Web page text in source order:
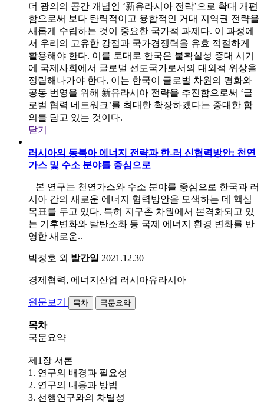
더 광의의 공간 개념인 ‘新유라시아 전략’으로 확대 개편
함으로써 보다 탄력적이고 융합적인 거대 지역권 전략을
새롭게 수립하는 것이 중요한 국가적 과제다. 이 과정에
서 우리의 고유한 강점과 국가경쟁력을 유효 적절하게
활용해야 한다. 이를 토대로 한국은 불확실성 증대 시기
에 국제사회에서 글로벌 선도국가로서의 대외적 위상을
정립해나가야 한다. 이는 한국이 글로벌 차원의 평화와
공동 번영을 위해 新유라시아 전략을 추진함으로써 ‘글
로벌 협력 네트워크’를 최대한 확장하겠다는 중대한 함
의를 담고 있는 것이다.
닫기
러시아의 동북아 에너지 전략과 한-러 신협력방안: 천연
가스 및 수소 분야를 중심으로
본 연구는 천연가스와 수소 분야를 중심으로 한국과 러
시아 간의 새로운 에너지 협력방안을 모색하는 데 핵심
목표를 두고 있다. 특히 지구촌 차원에서 본격화되고 있
는 기후변화와 탈탄소화 등 국제 에너지 환경 변화를 반
영한 새로운..
박정호 외 발간일 2021.12.30
경제협력, 에너지산업 러시아유라시아
원문보기 목차 국문요약
목차
국문요약
제1장 서론
1. 연구의 배경과 필요성
2. 연구의 내용과 방법
3. 선행연구와의 차별성